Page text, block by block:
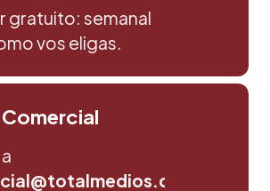
gratuito: semanal
vos eligas.